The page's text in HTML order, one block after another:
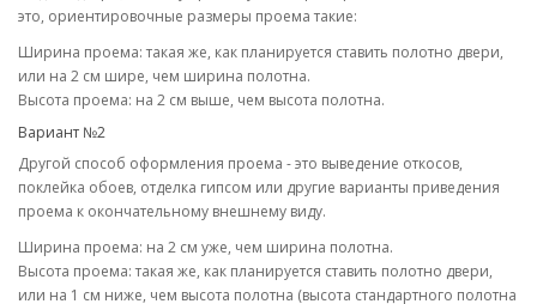
это, ориентировочные размеры проема такие:
Ширина проема: такая же, как планируется ставить полотно двери,
или на 2 см шире, чем ширина полотна.
Высота проема: на 2 см выше, чем высота полотна.
Вариант №2
Другой способ оформления проема - это выведение откосов,
поклейка обоев, отделка гипсом или другие варианты приведения
проема к окончательному внешнему виду.
Ширина проема: на 2 см уже, чем ширина полотна.
Высота проема: такая же, как планируется ставить полотно двери,
или на 1 см ниже, чем высота полотна (высота стандартного полотна